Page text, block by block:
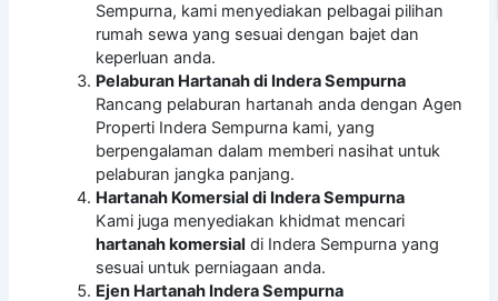
Sempurna, kami menyediakan pelbagai pilihan
rumah sewa yang sesuai dengan bajet dan
keperluan anda.
Pelaburan Hartanah di Indera Sempurna
Rancang pelaburan hartanah anda dengan Agen
Properti Indera Sempurna kami, yang
berpengalaman dalam memberi nasihat untuk
pelaburan jangka panjang.
Hartanah Komersial di Indera Sempurna
Kami juga menyediakan khidmat mencari
hartanah komersial di Indera Sempurna yang
sesuai untuk perniagaan anda.
Ejen Hartanah Indera Sempurna